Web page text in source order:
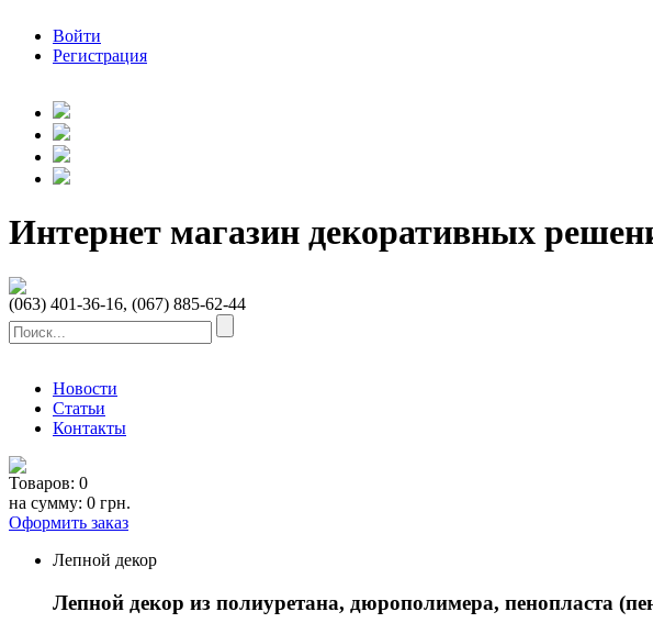
Войти
Регистрация
Интернет магазин декоративных
(063) 401-36-16, (067) 885-62-44
Новости
Статьи
Контакты
Товаров: 0
на сумму: 0 грн.
Оформить заказ
Лепной декор
Лепной декор из полиуретана, дюрополимера, пенопласта